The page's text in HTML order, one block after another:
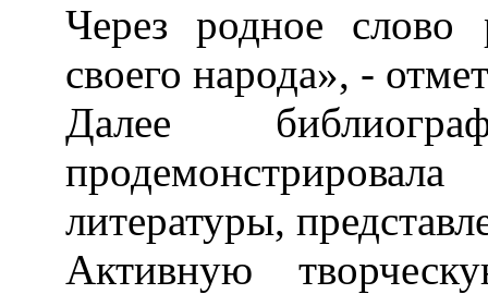
Через родное слово
своего народа», -
Далее
литературы,
Активную